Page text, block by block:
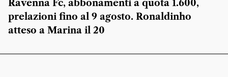
Ravenna Fc, abbonamenti a quota 1.600,
prelazioni fino al 9 agosto. Ronaldinho
atteso a Marina il 20